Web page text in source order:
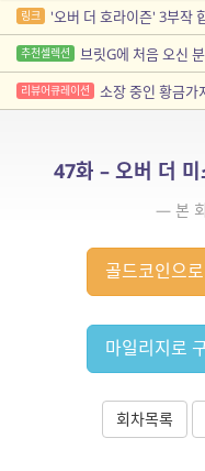
링크 '오버 더 호라이즌' 3부작
추천셀렉션 브릿G에 처음 오신
리뷰어큐레이션 소장 중인 황금가
47화 – 오버 더
— 본
골드코인으
마일리지로
회차목록